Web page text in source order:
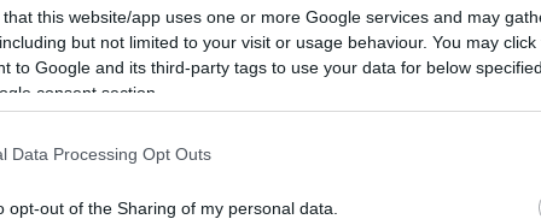
that this website/app uses one or more Google services and may
but not limited to your visit or usage behaviour. You may
to Google and its third-party tags to use your data for below
consent section.
Data Processing Opt Outs
opt-out of the Sharing of my personal data.
a Hamasz terroristáiról készült felvételeket
tagjait átadják a Vöröskeresztnek, időnként
és héberül -, hogy a túszok családjainak „fel